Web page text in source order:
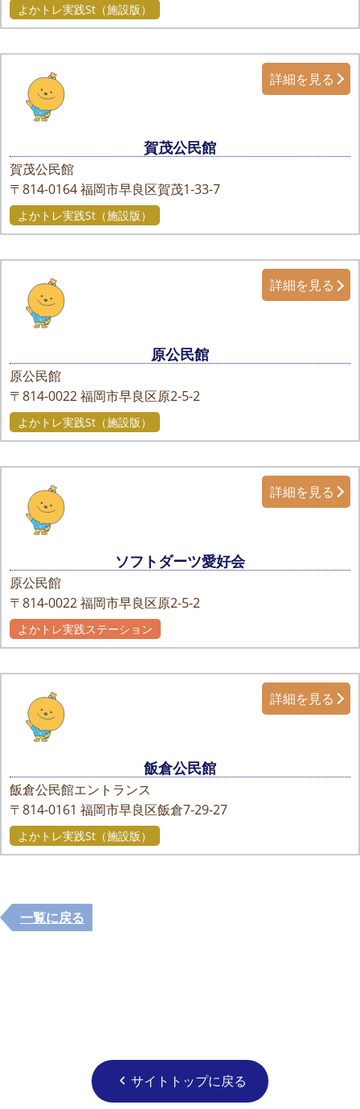
よかトレ実践St（施設版）
賀茂公民館
賀茂公民館
〒814-0164福岡市早良区賀茂1-33-7
詳細を見る
よかトレ実践St（施設版）
原公民館
原公民館
〒814-0022福岡市早良区原2-5-2
詳細を見る
よかトレ実践St（施設版）
ソフトダーツ愛好会
原公民館
〒814-0022福岡市早良区原2-5-2
詳細を見る
よかトレ実践ステーション
飯倉公民館
飯倉公民館エントランス
〒814-0161 福岡市早良区飯倉7-29-27
詳細を見る
よかトレ実践St（施設版）
一覧に戻る
chevron_left サイトトップに戻る